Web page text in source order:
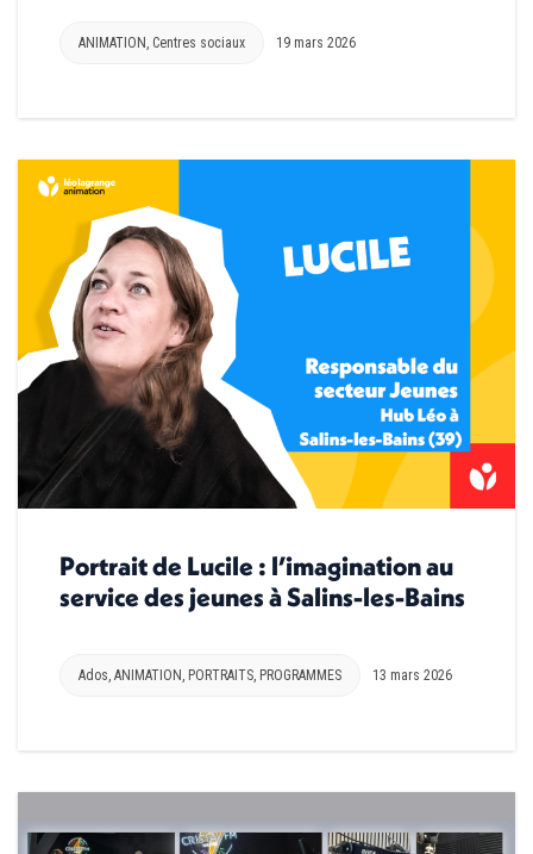
ANIMATION Centres sociaux 19 mars 2026
Portrait de Lucile : l’imagination au
service des jeunes à Salins-les-Bains
Ados ANIMATION PORTRAITS PROGRAMMES 13 mars 2026